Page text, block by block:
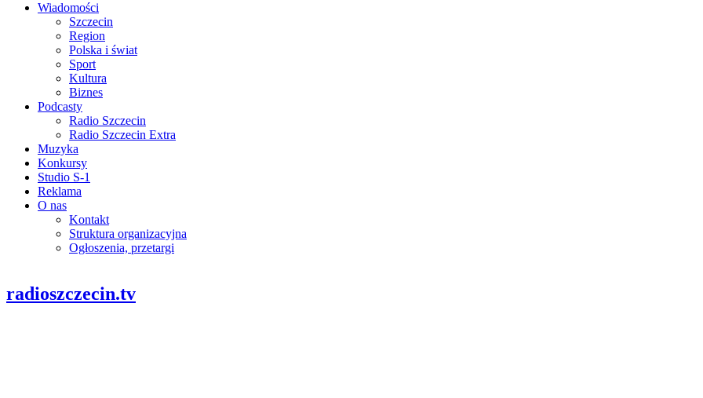
Wiadomości
Szczecin
Region
Polska i świat
Sport
Kultura
Biznes
Podcasty
Radio Szczecin
Radio Szczecin Extra
Muzyka
Konkursy
Studio S-1
Reklama
O nas
Kontakt
Struktura organizacyjna
Ogłoszenia, przetargi
radioszczecin.tv